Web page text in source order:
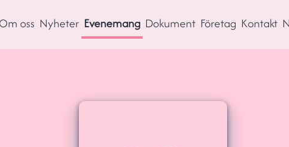
Om oss Nyheter Evenemang Dokument Företag Kontakt